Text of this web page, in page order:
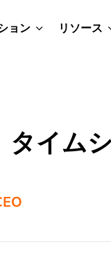
ョン リソース
タイム